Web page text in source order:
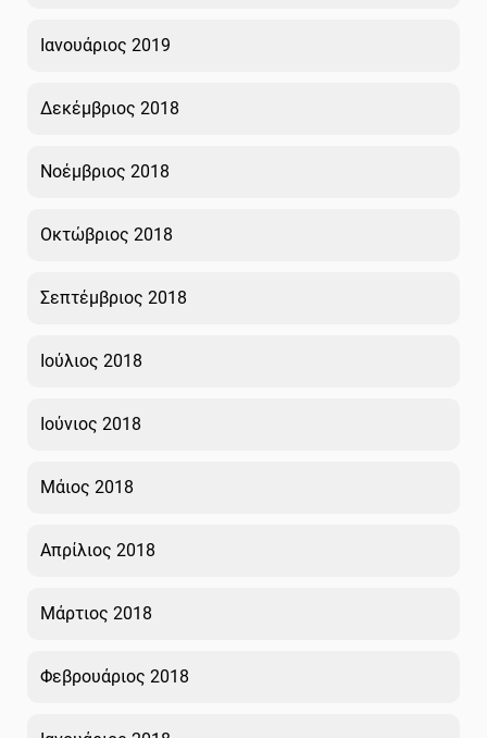
Ιανουάριος 2019
Δεκέμβριος 2018
Νοέμβριος 2018
Οκτώβριος 2018
Σεπτέμβριος 2018
Ιούλιος 2018
Ιούνιος 2018
Μάιος 2018
Απρίλιος 2018
Μάρτιος 2018
Φεβρουάριος 2018